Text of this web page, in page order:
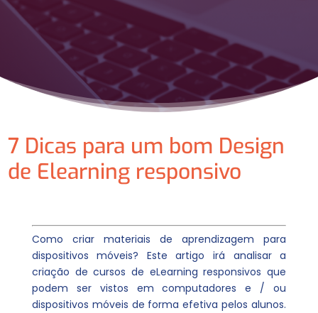
7 Dicas para um bom Design
de Elearning responsivo
Como criar materiais de aprendizagem para
dispositivos móveis? Este artigo irá analisar a
criação de cursos de eLearning responsivos que
podem ser vistos em computadores e / ou
dispositivos móveis de forma efetiva pelos alunos.